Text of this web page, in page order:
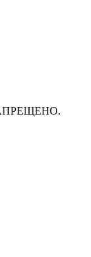
ЗАПРЕЩЕНО.